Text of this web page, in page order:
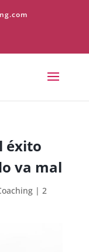
éxito
va mal
| 2